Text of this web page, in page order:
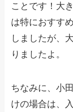
ことです！大
は特におすす
しましたが、
りましたよ。
ちなみに、小
けの場合は、